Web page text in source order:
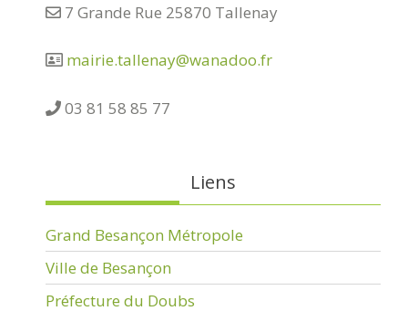
7 Grande Rue 25870 Tallenay
mairie.tallenay@wanadoo.fr
03 81 58 85 77
Liens
Grand Besançon Métropole
Ville de Besançon
Préfecture du Doubs